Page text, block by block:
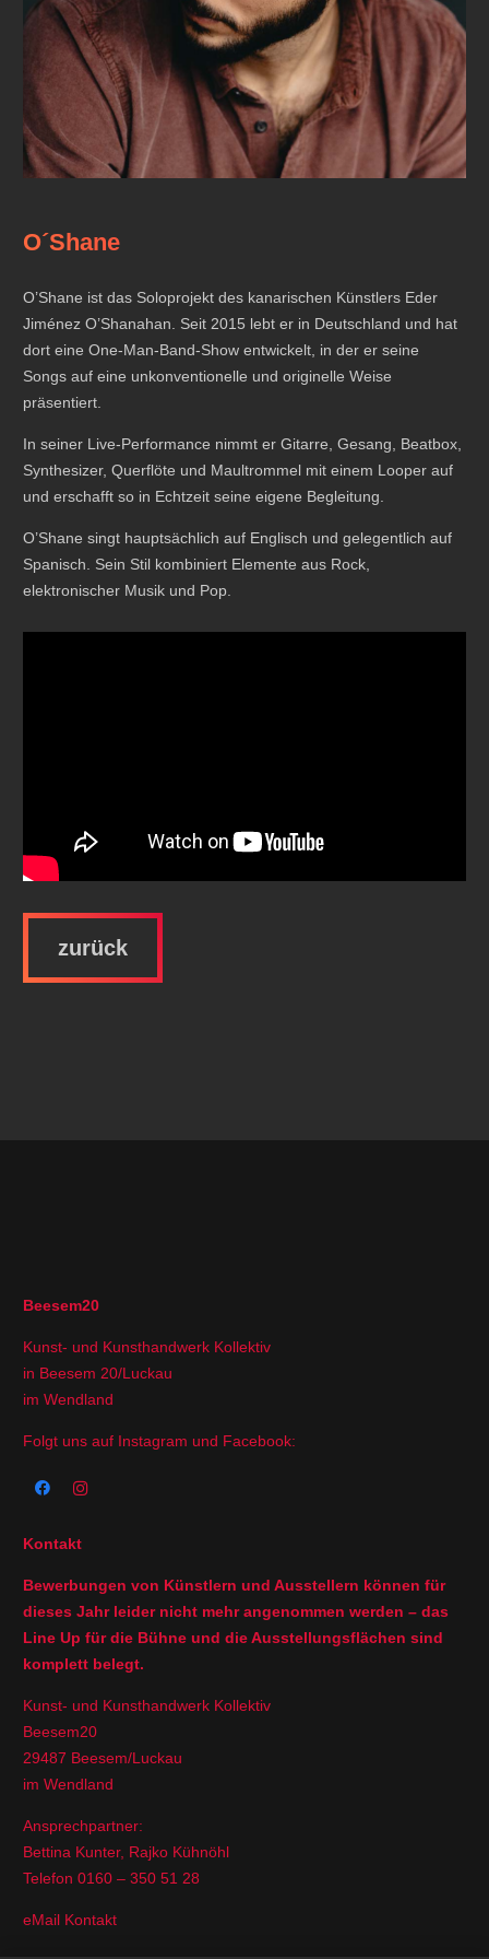
O´Shane
O’Shane ist das Soloprojekt des kanarischen Künstlers Eder
Jiménez O’Shanahan. Seit 2015 lebt er in Deutschland und hat
dort eine One-Man-Band-Show entwickelt, in der er seine
Songs auf eine unkonventionelle und originelle Weise
präsentiert.
In seiner Live-Performance nimmt er Gitarre, Gesang, Beatbox,
Synthesizer, Querflöte und Maultrommel mit einem Looper auf
und erschafft so in Echtzeit seine eigene Begleitung.
O’Shane singt hauptsächlich auf Englisch und gelegentlich auf
Spanisch. Sein Stil kombiniert Elemente aus Rock,
elektronischer Musik und Pop.
zurück
Beesem20
Kunst- und Kunsthandwerk Kollektiv
in Beesem 20/Luckau
im Wendland
Folgt uns auf Instagram und Facebook:
Kontakt
Bewerbungen von Künstlern und Ausstellern können für
dieses Jahr leider nicht mehr angenommen werden – das
Line Up für die Bühne und die Ausstellungsflächen sind
komplett belegt.
Kunst- und Kunsthandwerk Kollektiv
Beesem20
29487 Beesem/Luckau
im Wendland
Ansprechpartner:
Bettina Kunter, Rajko Kühnöhl
Telefon 0160 – 350 51 28
eMail Kontakt